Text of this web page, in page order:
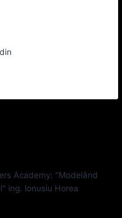
Academy: "Modelând
ing. Ionusiu Horea